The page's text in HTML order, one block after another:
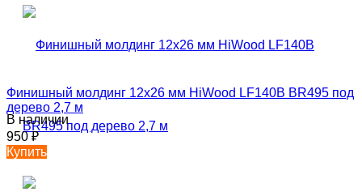
Финишный молдинг 12х26 мм HiWood LF140B BR495 под
дерево 2,7 м
В наличии
950₽
Купить